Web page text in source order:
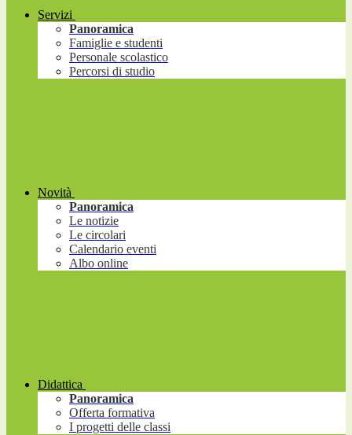
Servizi
Panoramica
Famiglie e studenti
Personale scolastico
Percorsi di studio
Novità
Panoramica
Le notizie
Le circolari
Calendario eventi
Albo online
Didattica
Panoramica
Offerta formativa
I progetti delle classi